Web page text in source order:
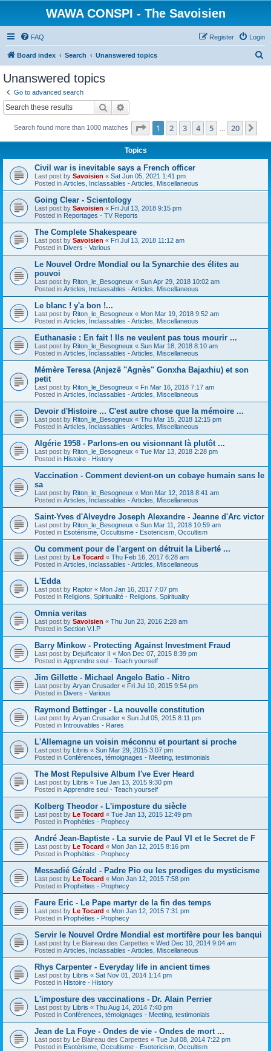
WAWA CONSPI - The Savoisien
FAQ Login
Register
Board index Search Unanswered topics
Unanswered topics
Go to advanced search
Search
Search found more than 1000 matches Page 1of 20
1 2 3 4 5 20
Topics
Civil war is inevitable says a French officer
Last post by Savoisien « Sat Jun 05, 2021 1:41 pm
Posted in Articles, Inclassables - Articles, Miscellaneous
Going Clear - Scientology
Last post by Savoisien « Fri Jul 13, 2018 9:15 pm
Posted in Reportages - TV Reports
The Complete Shakespeare
Last post by Savoisien « Fri Jul 13, 2018 11:12 am
Posted in Divers - Various
Le Nouvel Ordre Mondial ou la Synarchie des élites au
pouvoi
Last post by Riton_le_Besogneux « Sun Apr 29, 2018 10:02 am
Posted in Articles, Inclassables - Articles, Miscellaneous
Le blanc ! y'a bon !...
Last post by Riton_le_Besogneux « Mon Mar 19, 2018 9:52 am
Posted in Articles, Inclassables - Articles, Miscellaneous
Euthanasie : En fait ! Ils ne veulent pas tous mourir ...
Last post by Riton_le_Besogneux « Sun Mar 18, 2018 8:10 am
Posted in Articles, Inclassables - Articles, Miscellaneous
Mémère Teresa (Anjezë "Agnès" Gonxha Bajaxhiu) et son
petit
Last post by Riton_le_Besogneux « Fri Mar 16, 2018 7:17 am
Posted in Articles, Inclassables - Articles, Miscellaneous
Devoir d'Histoire ... C'est autre chose que la mémoire ...
Last post by Riton_le_Besogneux « Thu Mar 15, 2018 12:15 pm
Posted in Articles, Inclassables - Articles, Miscellaneous
Algérie 1958 - Parlons-en ou visionnant là plutôt ...
Last post by Riton_le_Besogneux « Tue Mar 13, 2018 2:28 pm
Posted in Histoire - History
Vaccination - Comment devient-on un cobaye humain sans le
sa
Last post by Riton_le_Besogneux « Mon Mar 12, 2018 8:41 am
Posted in Articles, Inclassables - Articles, Miscellaneous
Saint-Yves d'Alveydre Joseph Alexandre - Jeanne d'Arc victor
Last post by Riton_le_Besogneux « Sun Mar 11, 2018 10:59 am
Posted in Esotérisme, Occultisme - Esotericism, Occultism
Ou comment pour de l'argent on détruit la Liberté ...
Last post by Le Tocard « Thu Feb 16, 2017 6:28 am
Posted in Articles, Inclassables - Articles, Miscellaneous
L'Edda
Last post by Raptor « Mon Jan 16, 2017 7:07 pm
Posted in Religions, Spiritualité - Religions, Spirituality
Omnia veritas
Last post by Savoisien « Thu Jun 23, 2016 2:28 am
Posted in Section V.I.P
Barry Minkow - Protecting Against Investment Fraud
Last post by Dejuificator II « Mon Dec 07, 2015 8:39 pm
Posted in Apprendre seul - Teach yourself
Jim Gillette - Michael Angelo Batio - Nitro
Last post by Aryan Crusader « Fri Jul 10, 2015 9:54 pm
Posted in Divers - Various
Raymond Bettinger - La nouvelle constitution
Last post by Aryan Crusader « Sun Jul 05, 2015 8:11 pm
Posted in Introuvables - Rares
L'Allemagne un voisin méconnu et pourtant si proche
Last post by Libris « Sun Mar 29, 2015 3:07 pm
Posted in Conférences, témoignages - Meeting, testimonials
The Most Repulsive Album I've Ever Heard
Last post by Libris « Tue Jan 13, 2015 9:30 pm
Posted in Apprendre seul - Teach yourself
Kolberg Theodor - L'imposture du siècle
Last post by Le Tocard « Tue Jan 13, 2015 12:49 pm
Posted in Prophéties - Prophecy
André Jean-Baptiste - La survie de Paul VI et le Secret de F
Last post by Le Tocard « Mon Jan 12, 2015 8:16 pm
Posted in Prophéties - Prophecy
Messadié Gérald - Padre Pio ou les prodiges du mysticisme
Last post by Le Tocard « Mon Jan 12, 2015 7:58 pm
Posted in Prophéties - Prophecy
Faure Eric - Le Pape martyr de la fin des temps
Last post by Le Tocard « Mon Jan 12, 2015 7:31 pm
Posted in Prophéties - Prophecy
Servir le Nouvel Ordre Mondial est mortifère pour les banqui
Last post by Le Blaireau des Carpettes « Wed Dec 10, 2014 9:04 am
Posted in Articles, Inclassables - Articles, Miscellaneous
Rhys Carpenter - Everyday life in ancient times
Last post by Libris « Sat Nov 01, 2014 1:14 pm
Posted in Histoire - History
L'imposture des vaccinations - Dr. Alain Perrier
Last post by Libris « Thu Aug 14, 2014 7:40 pm
Posted in Conférences, témoignages - Meeting, testimonials
Jean de La Foye - Ondes de vie - Ondes de mort ...
Last post by Le Blaireau des Carpettes « Tue Jul 08, 2014 7:22 pm
Posted in Esotérisme, Occultisme - Esotericism, Occultism